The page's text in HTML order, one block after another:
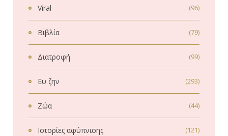
Viral (96)
Βιβλία (79)
Διατροφή (99)
Ευ ζην (293)
Ζώα (44)
Ιστορίες αφύπνισης (121)